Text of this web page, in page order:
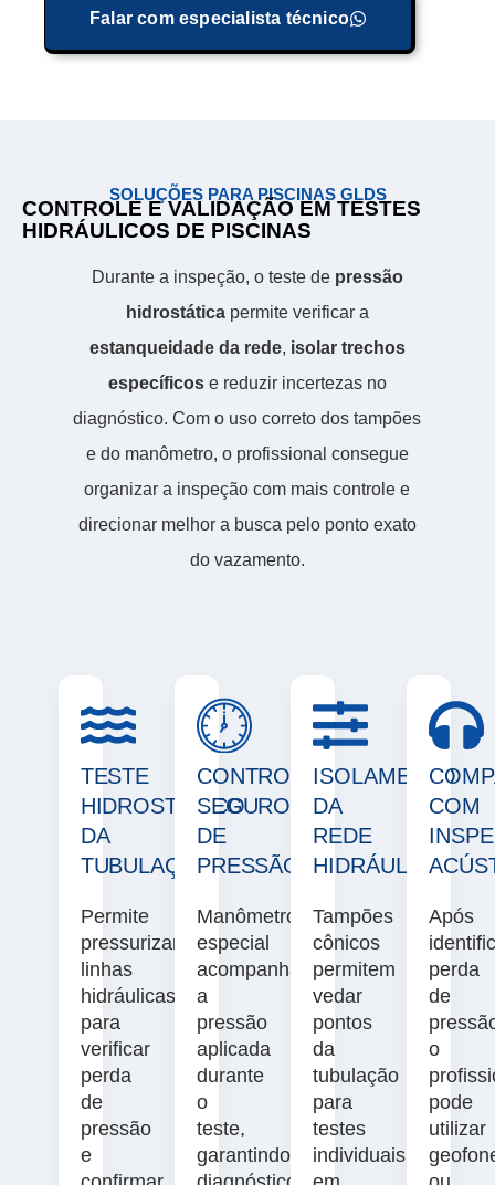
Falar com especialista técnico
SOLUÇÕES PARA PISCINAS GLDS
CONTROLE E VALIDAÇÃO EM TESTES
HIDRÁULICOS DE PISCINAS
Durante a inspeção, o teste de pressão
hidrostáticapermite verificar a
estanqueidade da rede, isolar trechos
específicose reduzir incertezas no
diagnóstico. Com o uso correto dos tampões
e do manômetro, o profissional consegue
organizar a inspeção com mais controle e
direcionar melhor a busca pelo ponto exato
do vazamento.
TESTE
HIDROSTÁTICO
DA
TUBULAÇÃO
Permite
pressurizar
linhas
hidráulicas
para
verificar
perda
de
pressão
e
CONTROLE
SEGURO
DE
PRESSÃO
Manômetro
especial
acompanha
a
pressão
aplicada
durante
o
teste,
garantindo
ISOLAMENTO
DA
REDE
HIDRÁULICA
Tampões
cônicos
permitem
vedar
pontos
da
tubulação
para
testes
individuais
COM
Após
perda
de
o
pode
utilizar